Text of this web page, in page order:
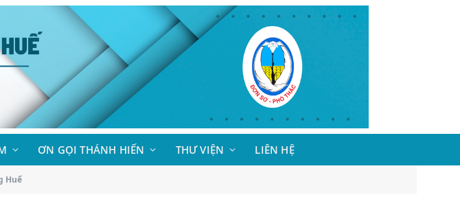
ƠN GỌI THÁNH HIẾN THƯ VIỆN LIÊN HỆ
Huế